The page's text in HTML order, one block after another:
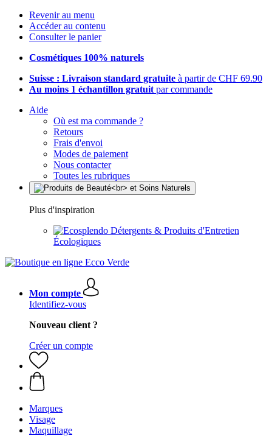
Revenir au menu
Accéder au contenu
Consulter le panier
Cosmétiques 100% naturels
Suisse : Livraison standard gratuite à partir de CHF 69.90
Au moins 1 échantillon gratuit par commande
Aide
Où est ma commande ?
Retours
Frais d'envoi
Modes de paiement
Nous contacter
Toutes les rubriques
Plus d'inspiration
Détergents & Produits d'Entretien
Écologiques
Mon compte
Identifiez-vous
Nouveau client ?
Créer un compte
Marques
Visage
Maquillage